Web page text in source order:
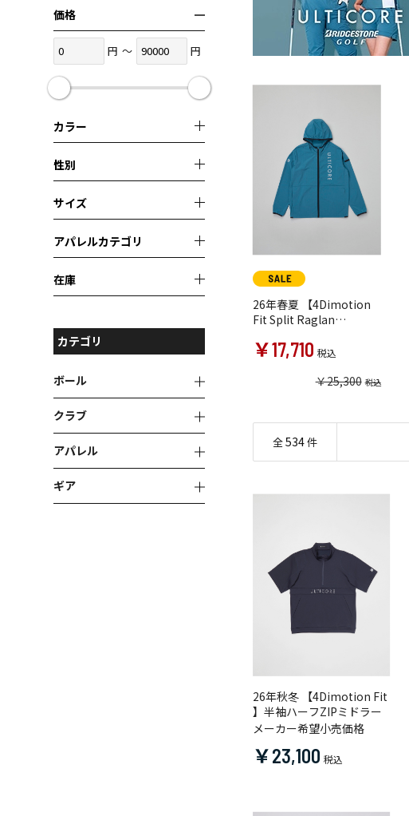
価格
円 ～ 円
カラー
性別
サイズ
アパレルカテゴリ
在庫
カテゴリ
ボール
クラブ
アパレル
ギア
26年春夏 【4Dimotion
Fit Split Raglan
ゾン
￥17,710
￥25,300
全534件
26年秋冬 【4Dimotion Fit
】半袖ハーフZIPミドラー
メーカー希望小売価格
￥23,100